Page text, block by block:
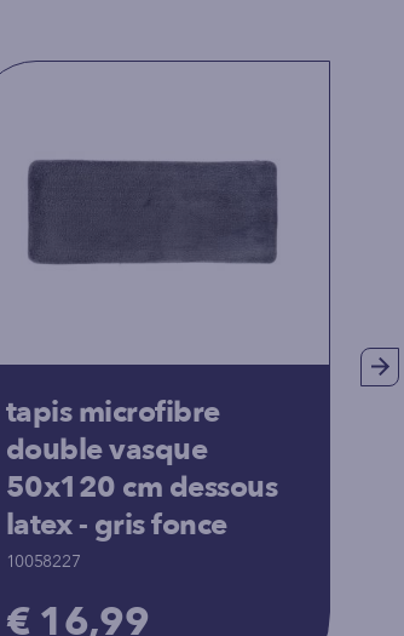
tapis microfibre
double vasque
50x120 cm dessous
latex - gris fonce
10058227
€ 16,99